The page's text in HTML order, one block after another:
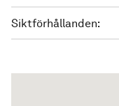
Siktförhållanden: